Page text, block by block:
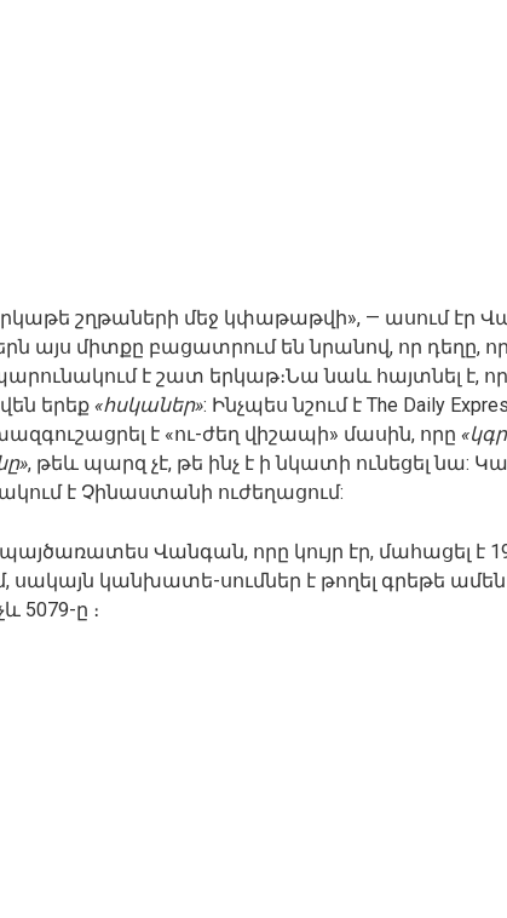
շղթաների մեջ կփաթաթվի», — ասում էր
այս միտքը բացատրում են նրանով, որ դեղը,
է շատ երկաթ։Նա նաև հայտնել է,
երեք «հսկաներ»: Ինչպես նշում է The Daily
է «ու-ժեղ վիշապի» մասին, որը
, թեև պարզ չէ, թե ինչ է ի նկատի ունեցել նա:
է Չինաստանի ուժեղացում:
Վանգան, որը կույր էր, մահացել է
սակայն կանխատե-սումներ է թողել գրեթե
5079-ը ։